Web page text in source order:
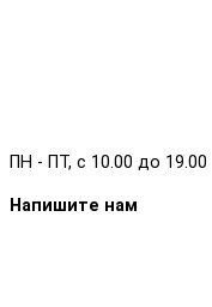
ПН - ПТ, с 10.00 до 19.00
Напишите нам